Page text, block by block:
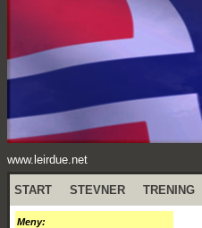
www.leirdue.net
START STEVNER TRENING
Meny: